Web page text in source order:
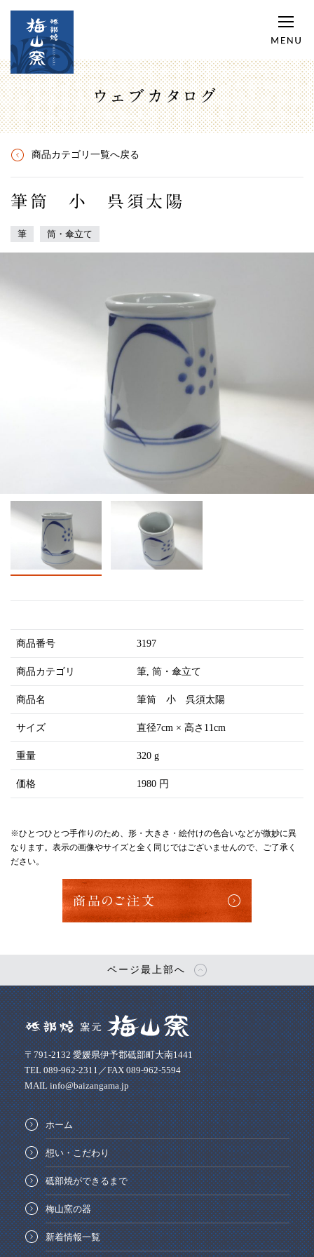
ウェブカタログ
商品カテゴリ一覧へ戻る
筆筒 小 呉須太陽
筆 筒・傘立て
商品番号 3197
商品カテゴリ 筆 筒・傘立て
商品名 筆筒 小 呉須太陽
サイズ 直径7cm × 高さ11cm
重量 320 g
価格 1980 円
※ひとつひとつ手作りのため、形・大きさ・絵付けの色合いなどが微妙に異
なります。表示の画像やサイズと全く同じではございませんので、ご了承く
ださい。
商品のご注文
ページ最上部へ
〒791-2132 愛媛県伊予郡砥部町大南1441
TEL 089-962-2311／FAX 089-962-5594
MAIL info@baizangama.jp
ホーム
想い・こだわり
砥部焼ができるまで
梅山窯の器
新着情報一覧